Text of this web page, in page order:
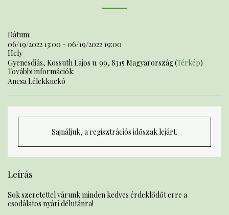
Dátum:
06/19/2022 13:00 - 06/19/2022 19:00
Hely
Gyenesdiás, Kossuth Lajos u. 99, 8315 Magyarország (Térkép)
További információk:
Ancsa Lélekkuckó
Sajnáljuk, a regisztrációs időszak lejárt.
Leírás
Sok szeretettel várunk minden kedves érdeklődőt erre a
csodálatos nyári délutánra!